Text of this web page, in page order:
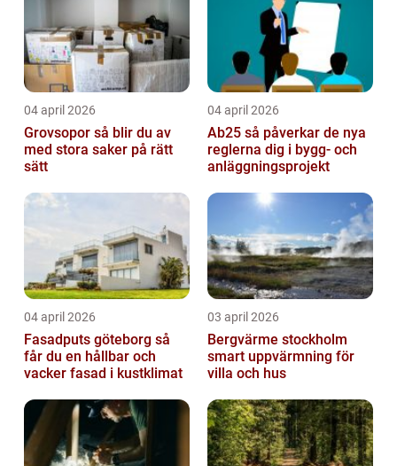
04 april 2026
Grovsopor så blir du av
med stora saker på rätt
sätt
04 april 2026
Ab25 så påverkar de nya
reglerna dig i bygg- och
anläggningsprojekt
04 april 2026
Fasadputs göteborg så
får du en hållbar och
vacker fasad i kustklimat
03 april 2026
Bergvärme stockholm
smart uppvärmning för
villa och hus